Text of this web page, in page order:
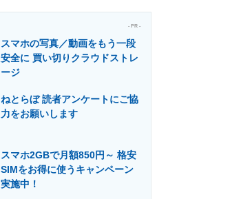
マーケ×ITの今がよく分かる
建設×テクノロジーの最前線
- PR -
スマホの写真／動画をもう一段
安全に 買い切りクラウドストレ
ージ
ねとらぼ 読者アンケートにご協
力をお願いします
スマホ2GBで月額850円～ 格安
SIMをお得に使うキャンペーン
実施中！